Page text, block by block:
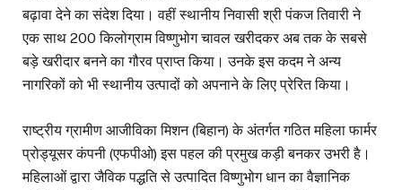
बढ़ावा देने का संदेश दिया। वहीं स्थानीय निवासी श्री पंकज तिवारी ने
एक साथ 200 किलोग्राम विष्णुभोग चावल खरीदकर अब तक के सबसे
बड़े खरीदार बनने का गौरव प्राप्त किया। उनके इस कदम ने अन्य
नागरिकों को भी स्थानीय उत्पादों को अपनाने के लिए प्रेरित किया।
राष्ट्रीय ग्रामीण आजीविका मिशन (बिहान) के अंतर्गत गठित महिला फार्मर
प्रोड्यूसर कंपनी (एफपीओ) इस पहल की प्रमुख कड़ी बनकर उभरी है।
महिलाओं द्वारा जैविक पद्धति से उत्पादित विष्णुभोग धान का वैज्ञानिक